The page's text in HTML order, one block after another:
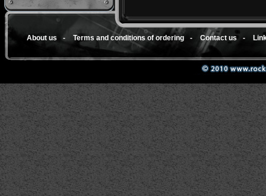
About us - Terms and conditions of ordering - Contact us -